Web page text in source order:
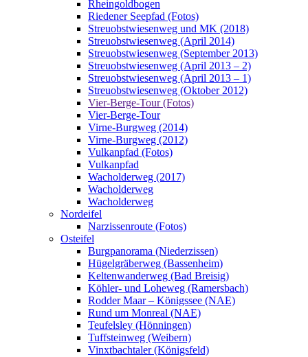
Rheingoldbogen
Riedener Seepfad (Fotos)
Streuobstwiesenweg und MK (2018)
Streuobstwiesenweg (April 2014)
Streuobstwiesenweg (September 2013)
Streuobstwiesenweg (April 2013 – 2)
Streuobstwiesenweg (April 2013 – 1)
Streuobstwiesenweg (Oktober 2012)
Vier-Berge-Tour (Fotos)
Vier-Berge-Tour
Virne-Burgweg (2014)
Virne-Burgweg (2012)
Vulkanpfad (Fotos)
Vulkanpfad
Wacholderweg (2017)
Wacholderweg
Wacholderweg
Nordeifel
Narzissenroute (Fotos)
Osteifel
Burgpanorama (Niederzissen)
Hügelgräberweg (Bassenheim)
Keltenwanderweg (Bad Breisig)
Köhler- und Loheweg (Ramersbach)
Rodder Maar – Königssee (NAE)
Rund um Monreal (NAE)
Teufelsley (Hönningen)
Tuffsteinweg (Weibern)
Vinxtbachtaler (Königsfeld)